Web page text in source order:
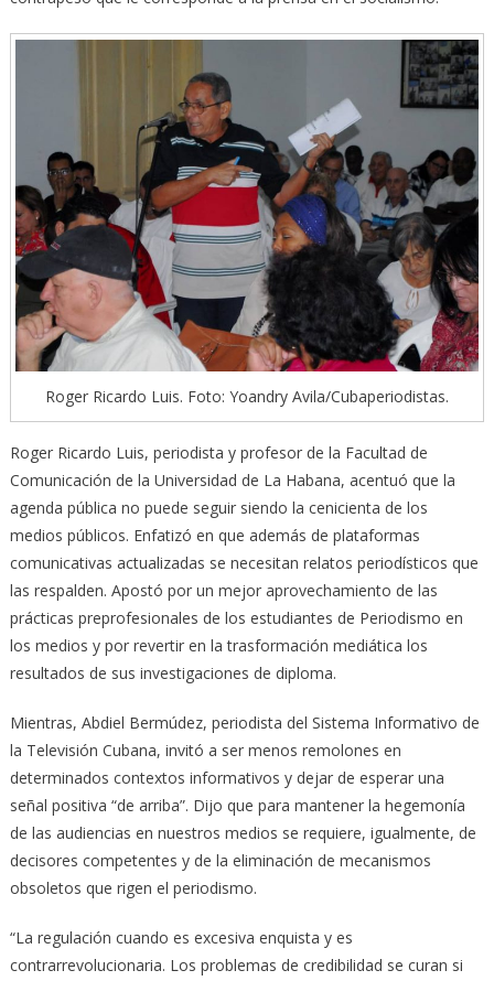
Roger Ricardo Luis. Foto: Yoandry Avila/Cubaperiodistas.
Roger Ricardo Luis, periodista y profesor de la Facultad de
Comunicación de la Universidad de La Habana, acentuó que la
agenda pública no puede seguir siendo la cenicienta de los
medios públicos. Enfatizó en que además de plataformas
comunicativas actualizadas se necesitan relatos periodísticos que
las respalden. Apostó por un mejor aprovechamiento de las
prácticas preprofesionales de los estudiantes de Periodismo en
los medios y por revertir en la trasformación mediática los
resultados de sus investigaciones de diploma.
Mientras, Abdiel Bermúdez, periodista del Sistema Informativo de
la Televisión Cubana, invitó a ser menos remolones en
determinados contextos informativos y dejar de esperar una
señal positiva “de arriba”. Dijo que para mantener la hegemonía
de las audiencias en nuestros medios se requiere, igualmente, de
decisores competentes y de la eliminación de mecanismos
obsoletos que rigen el periodismo.
“La regulación cuando es excesiva enquista y es
contrarrevolucionaria. Los problemas de credibilidad se curan si